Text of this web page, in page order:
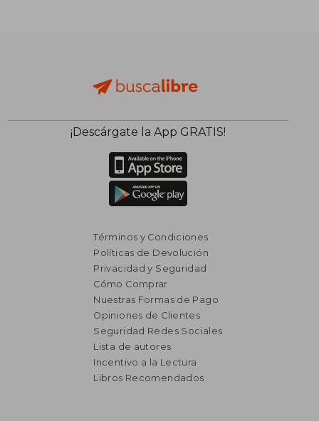
¡Descárgate la App GRATIS!
Términos y Condiciones
Políticas de Devolución
Privacidad y Seguridad
Cómo Comprar
Nuestras Formas de Pago
Opiniones de Clientes
Seguridad Redes Sociales
Lista de autores
Incentivo a la Lectura
Libros Recomendados